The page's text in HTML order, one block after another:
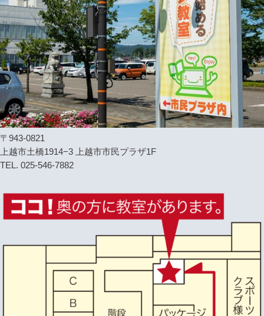
〒943-0821
上越市土橋1914−3 上越市市民プラザ1F
TEL. 025-546-7882